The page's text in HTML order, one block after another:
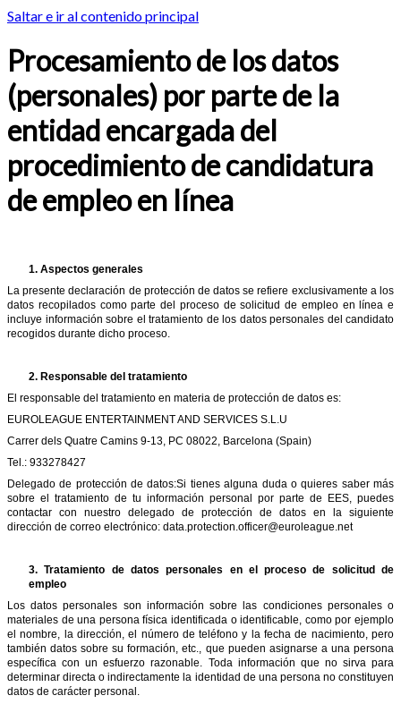
Saltar e ir al contenido principal
Procesamiento de los datos
(personales) por parte de la
entidad encargada del
procedimiento de candidatura
de empleo en línea
1. Aspectos generales
La presente declaración de protección de datos se refiere exclusivamente a los
datos recopilados como parte del proceso de solicitud de empleo en línea e
incluye información sobre el tratamiento de los datos personales del candidato
recogidos durante dicho proceso.
2. Responsable del tratamiento
El responsable del tratamiento en materia de protección de datos es:
EUROLEAGUE ENTERTAINMENT AND SERVICES S.L.U
Carrer dels Quatre Camins 9-13, PC 08022, Barcelona (Spain)
Tel.: 933278427
Delegado de protección de datos:Si tienes alguna duda o quieres saber más
sobre el tratamiento de tu información personal por parte de EES, puedes
contactar con nuestro delegado de protección de datos en la siguiente
dirección de correo electrónico: data.protection.officer@euroleague.net
3.Tratamiento de datos personales en el proceso de solicitud de
empleo
Los datos personales son información sobre las condiciones personales o
materiales de una persona física identificada o identificable, como por ejemplo
el nombre, la dirección, el número de teléfono y la fecha de nacimiento, pero
también datos sobre su formación, etc., que pueden asignarse a una persona
específica con un esfuerzo razonable. Toda información que no sirva para
determinar directa o indirectamente la identidad de una persona no constituyen
datos de carácter personal.